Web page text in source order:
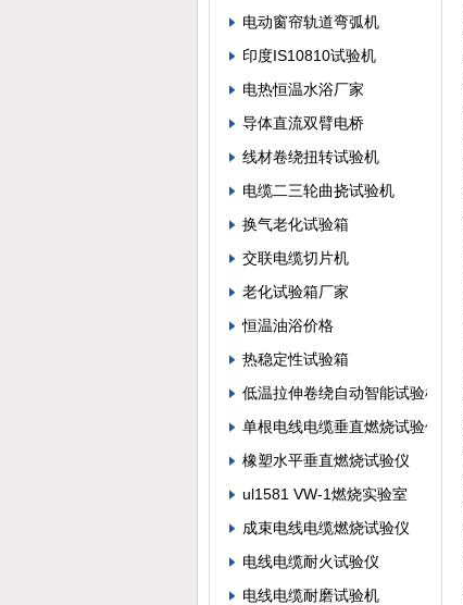
电动窗帘轨道弯弧机
印度IS10810试验机
电热恒温水浴厂家
导体直流双臂电桥
线材卷绕扭转试验机
电缆二三轮曲挠试验机
换气老化试验箱
交联电缆切片机
老化试验箱厂家
恒温油浴价格
热稳定性试验箱
低温拉伸卷绕自动智能试验机
单根电线电缆垂直燃烧试验仪
橡塑水平垂直燃烧试验仪
ul1581 VW-1燃烧实验室
成束电线电缆燃烧试验仪
电线电缆耐火试验仪
电线电缆耐磨试验机